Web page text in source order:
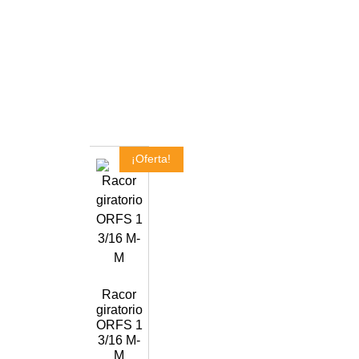
¡Oferta!
Racor
giratorio
ORFS 1
3/16 M-
M